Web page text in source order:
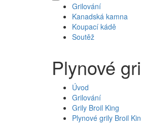
Grilování
Kanadská kamna
Koupací kádě
Soutěž
Plynové
Úvod
Grilování
Grily Broil King
Plynové grily Broil